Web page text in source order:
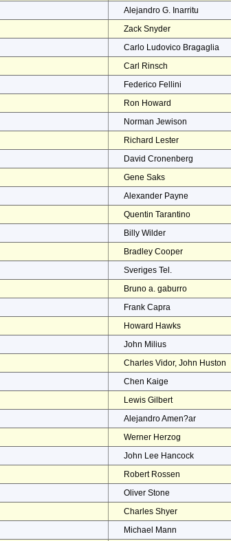
Alejandro G. Inarritu
Zack Snyder
Carlo Ludovico Bragaglia
Carl Rinsch
Federico Fellini
Ron Howard
Norman Jewison
Richard Lester
David Cronenberg
Gene Saks
Alexander Payne
Quentin Tarantino
Billy Wilder
Bradley Cooper
Sveriges Tel.
Bruno a. gaburro
Frank Capra
Howard Hawks
John Milius
Charles Vidor, John Huston
Chen Kaige
Lewis Gilbert
Alejandro Amen?ar
Werner Herzog
John Lee Hancock
Robert Rossen
Oliver Stone
Charles Shyer
Michael Mann